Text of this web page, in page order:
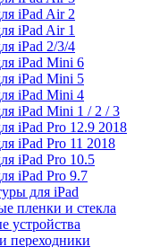
iPad Air 2
iPad Air 1
iPad 2/3/4
iPad Mini 6
iPad Mini 5
iPad Mini 4
iPad Mini 1 / 2 / 3
iPad Pro 12.9 2018
iPad Pro 11 2018
iPad Pro 10.5
iPad Pro 9.7
для iPad
пленки и стекла
устройства
переходники